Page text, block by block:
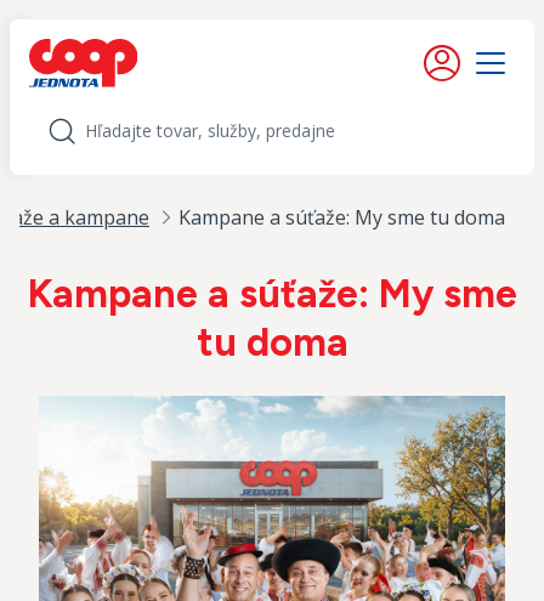
Moje konto
Menu
Hľadať
a kampane Kampane a súťaže: My sme tu doma
Kampane a súťaže: My sme
tu doma